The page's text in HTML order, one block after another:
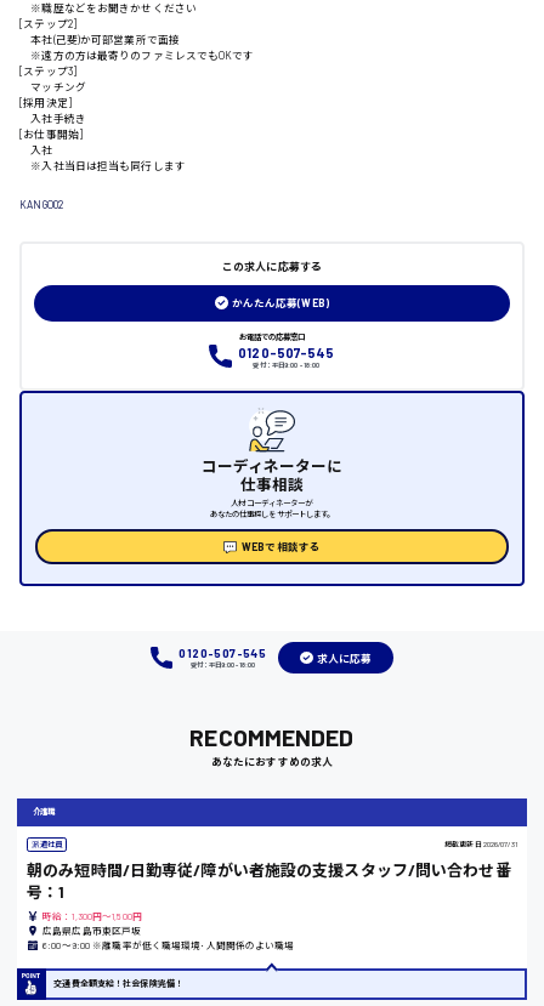
山口県
大竹市
大阪府
竹原市
日給制すべて
時給1300円〜
※職歴などをお聞きかせください
[ステップ2]
本社(己斐)か可部営業所で面接
※遠方の方は最寄りのファミレスでもOKです
[ステップ3]
マッチング
[採用決定]
入社手続き
[お仕事開始]
入社
※入社当日は担当も同行します
KANGO02
この求人に応募する
かんたん応募(WEB)
お電話での応募窓口
0120-507-545
受付：平日9:00 - 18:00
コーディネーターに
仕事相談
人材コーディネーターが
あなたの仕事探しをサポートします。
WEBで相談する
0120-507-545
受付：平日9:00 - 18:00
求人に応募
RECOMMENDED
あなたにおすすめの求人
介護職
派遣社員 掲載更新日 2026/07/31
朝のみ短時間/日勤専従/障がい者施設の支援スタッフ/問い合わせ番
号：1
時給：1,300円～1,500円
広島県広島市東区戸坂
6:00〜9:00 ※離職率が低く職場環境･人間関係のよい職場
交通費全額支給！社会保険完備！